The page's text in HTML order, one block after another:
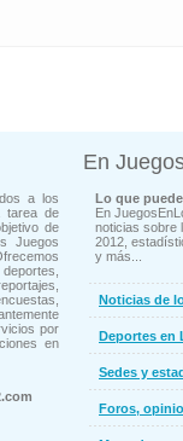
a los
tarea de
de
Juegos
por
en
En
Lo que
En
noticias sobre
2012,
y más...
Noticias de
Deportes en
Sedes y
Foros,